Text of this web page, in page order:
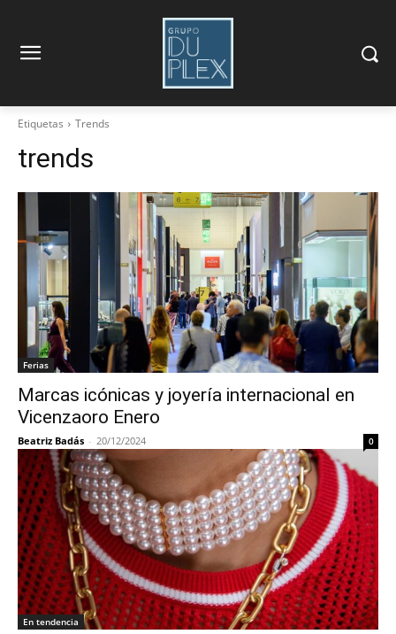
Etiquetas Trends
trends
Ferias
Marcas icónicas y joyería internacional en
Vicenzaoro Enero
Beatriz Badás - 20/12/2024 0
En tendencia